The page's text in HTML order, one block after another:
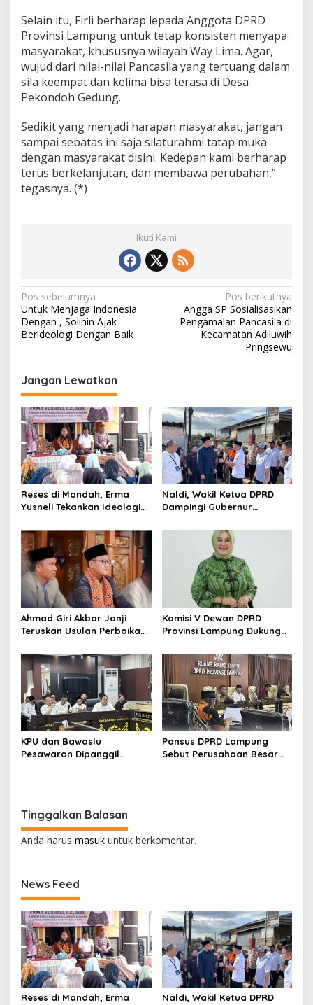
Selain itu, Firli berharap lepada Anggota DPRD
Provinsi Lampung untuk tetap konsisten menyapa
masyarakat, khususnya wilayah Way Lima. Agar,
wujud dari nilai-nilai Pancasila yang tertuang dalam
sila keempat dan kelima bisa terasa di Desa
Pekondoh Gedung.
Sedikit yang menjadi harapan masyarakat, jangan
sampai sebatas ini saja silaturahmi tatap muka
dengan masyarakat disini. Kedepan kami berharap
terus berkelanjutan, dan membawa perubahan,”
tegasnya. (*)
Ikuti Kami
N
a
v
g
a
s
i
p
o
s
Pos sebelumnya
Untuk Menjaga Indonesia
Dengan , Solihin Ajak
Berideologi Dengan Baik
Pos berikutnya
Angga SP Sosialisasikan
Pengamalan Pancasila di
Kecamatan Adiluwih
Pringsewu
Jangan Lewatkan
Reses di Mandah, Erma
Yusneli Tekankan Ideologi
Kamtibmas
Naldi, Wakil Ketua DPRD
Dampingi Gubernur
Banjir Di Bandar Lampung
Ahmad Giri Akbar Janji
Teruskan Usulan Perbaikan
Gubernur
Komisi V Dewan DPRD
Provinsi Lampung Dukung
KPU dan Bawaslu
Pesawaran Dipanggil
Pansus DPRD Lampung
Sebut Perusahaan Besar
Tinggalkan Balasan
Anda harus masuk untuk berkomentar.
News Feed
Reses di Mandah, Erma
Naldi, Wakil Ketua DPRD